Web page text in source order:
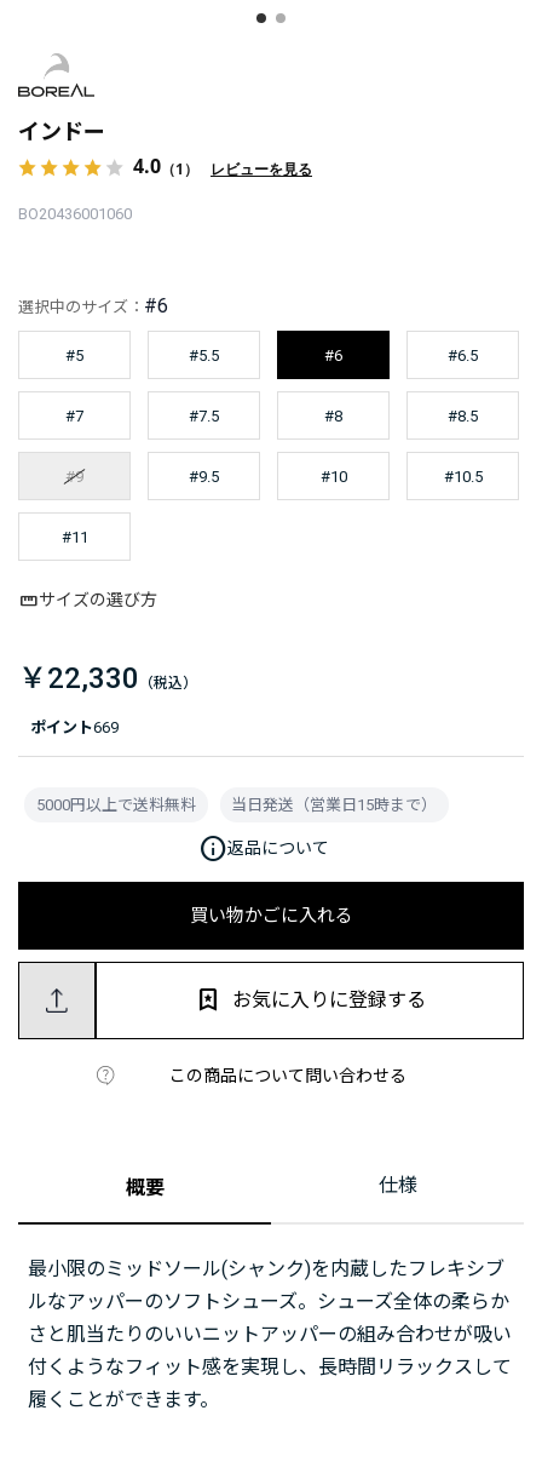
インドー
4.0 （1） レビューを見る
BO20436001060
ポイント669
選択中のサイズ： #6
#5 #5.5 #6 #6.5
#7 #7.5 #8 #8.5
#9 #9.5 #10 #10.5
#11
サイズの選び方
￥22,330
買い物かごに入れる
この商品について問い合わせる
お気に入りに登録する
5000円以上で送料無料 当日発送（営業日15時まで）
info返品について
概要 仕様
最小限のミッドソール(シャンク)を内蔵したフレキシブ
ルなアッパーのソフトシューズ。シューズ全体の柔らか
さと肌当たりのいいニットアッパーの組み合わせが吸い
付くようなフィット感を実現し、長時間リラックスして
履くことができます。